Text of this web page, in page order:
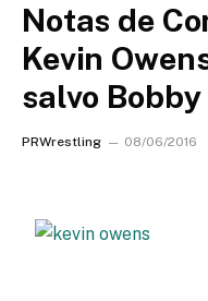
Notas de
Kevin
salvo
PRWrestling 08/06/2016